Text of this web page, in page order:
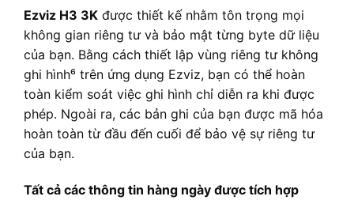
Ezviz H3 3K được thiết kế nhằm tôn trọng mọi
không gian riêng tư và bảo mật từng byte dữ liệu
của bạn. Bằng cách thiết lập vùng riêng tư không
ghi hình⁶ trên ứng dụng Ezviz, bạn có thể hoàn
toàn kiểm soát việc ghi hình chỉ diễn ra khi được
phép. Ngoài ra, các bản ghi của bạn được mã hóa
hoàn toàn từ đầu đến cuối để bảo vệ sự riêng tư
của bạn.
Tất cả các thông tin hàng ngày được tích hợp